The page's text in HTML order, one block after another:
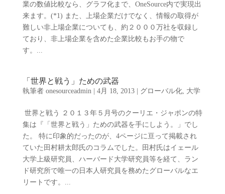
業の数値比較なら、グラフ化まで、OneSource内で実現出
来ます。(*1) また、上場企業だけでなく、情報の取得が
難しい非上場企業についても、約２０００万社を収録し
ており、非上場企業を含めた企業比較もお手の物で
す。...
「世界と戦う」ための武器
執筆者 onesourceadmin| 4月 18, 2013| グローバル化, 大学
世界と戦う ２０１３年５月号のクーリエ・ジャポンの特
集は『「世界と戦う」ための武器を手にしよう。」でし
た。 特に印象的だったのが、4ページに亘って掲載され
ていた田村耕太郎氏のコラムでした。田村氏はイェール
大学上級研究員、ハーバード大学研究員等を経て、ラン
ド研究所で唯一の日本人研究員を務めたグローバルなエ
リートです。...